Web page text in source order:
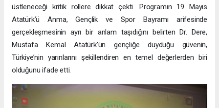
üstleneceği kritik rollere dikkat çekti. Programın 19 Mayıs
Atatürk’ü Anma, Gençlik ve Spor Bayramı arifesinde
gerçekleşmesinin ayrı bir anlam taşıdığını belirten Dr. Dere,
Mustafa Kemal Atatürk’ün gençliğe duyduğu güvenin,
Türkiye’nin yarınlarını şekillendiren en temel değerlerden biri
olduğunu ifade etti.